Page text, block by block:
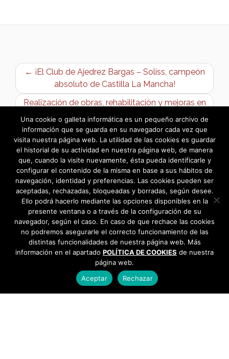
← ¡El Club de Ajedrez Bargas – Soliss, campeón
absoluto de Castilla La Mancha!
Realización de obras, rehabilitación y mejoras en
el municipio →
Una cookie o galleta informática es un pequeño archivo de
información que se guarda en su navegador cada vez que
visita nuestra página web. La utilidad de las cookies es guardar
el historial de su actividad en nuestra página web, de manera
que, cuando la visite nuevamente, ésta pueda identificarle y
configurar el contenido de la misma en base a sus hábitos de
navegación, identidad y preferencias. Las cookies pueden ser
aceptadas, rechazadas, bloqueadas y borradas, según desee.
Ello podrá hacerlo mediante las opciones disponibles en la
presente ventana o a través de la configuración de su
navegador, según el caso. En caso de que rechace las cookies
no podremos asegurarle el correcto funcionamiento de las
distintas funcionalidades de nuestra página web. Más
información en el apartado POLÍTICA DE COOKIES de nuestra
página web.
Aceptar
Rechazar